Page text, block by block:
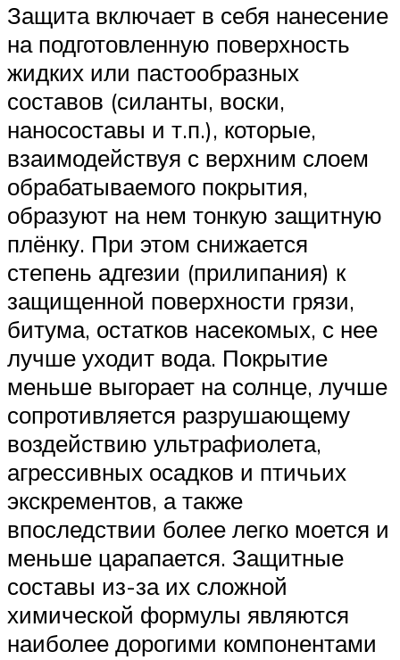
Защита включает в себя нанесение
на подготовленную поверхность
жидких или пастообразных
составов (силанты, воски,
наносоставы и т.п.), которые,
взаимодействуя с верхним слоем
обрабатываемого покрытия,
образуют на нем тонкую защитную
плёнку. При этом снижается
степень адгезии (прилипания) к
защищенной поверхности грязи,
битума, остатков насекомых, с нее
лучше уходит вода. Покрытие
меньше выгорает на солнце, лучше
сопротивляется разрушающему
воздействию ультрафиолета,
агрессивных осадков и птичьих
экскрементов, а также
впоследствии более легко моется и
меньше царапается. Защитные
составы из-за их сложной
химической формулы являются
наиболее дорогими компонентами